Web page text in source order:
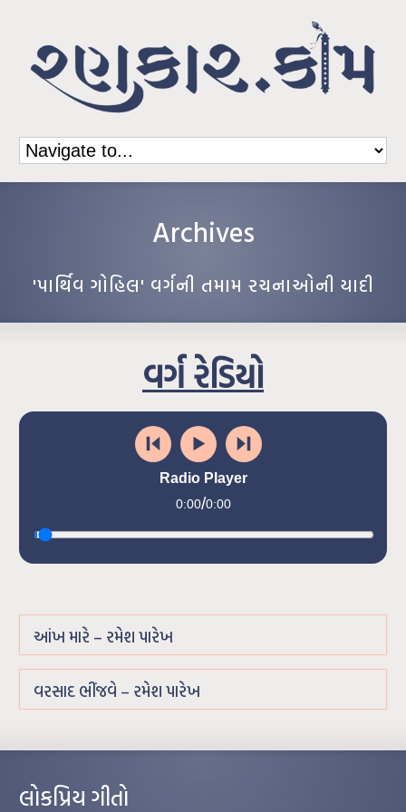
Archives
'પાર્થિવ ગોહિલ' વર્ગની તમામ રચનાઓની યાદી
વર્ગ રેડિયો
Radio Player
0:00/0:00
આંખ મારે – રમેશ પારેખ
વરસાદ ભીંજવે – રમેશ પારેખ
લોકપ્રિય ગીતો